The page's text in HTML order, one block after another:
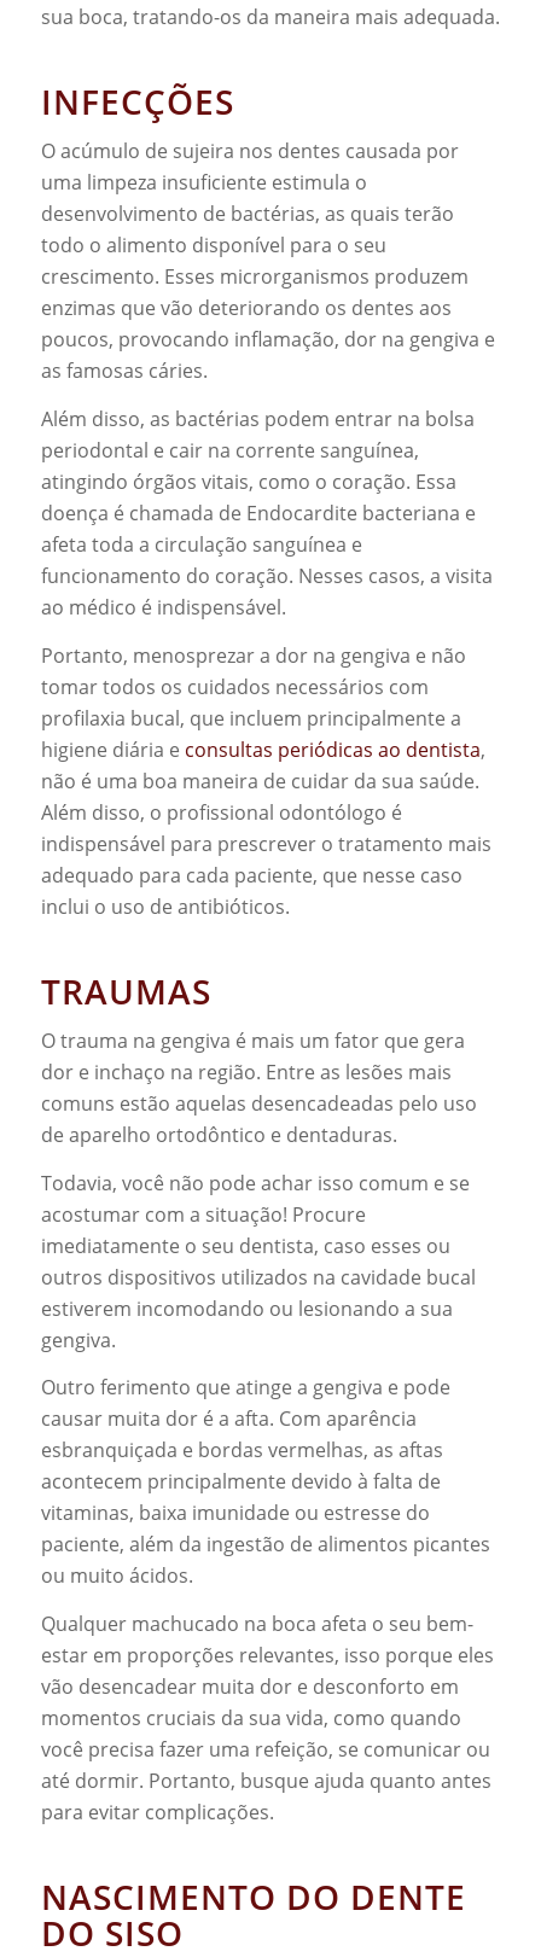
sua boca, tratando-os da maneira mais adequada.
INFECÇÕES
O acúmulo de sujeira nos dentes causada por
uma limpeza insuficiente estimula o
desenvolvimento de bactérias, as quais terão
todo o alimento disponível para o seu
crescimento. Esses microrganismos produzem
enzimas que vão deteriorando os dentes aos
poucos, provocando inflamação, dor na gengiva e
as famosas cáries.
Além disso, as bactérias podem entrar na bolsa
periodontal e cair na corrente sanguínea,
atingindo órgãos vitais, como o coração. Essa
doença é chamada de Endocardite bacteriana e
afeta toda a circulação sanguínea e
funcionamento do coração. Nesses casos, a visita
ao médico é indispensável.
Portanto, menosprezar a dor na gengiva e não
tomar todos os cuidados necessários com
profilaxia bucal, que incluem principalmente a
higiene diária e consultas periódicas ao dentista,
não é uma boa maneira de cuidar da sua saúde.
Além disso, o profissional odontólogo é
indispensável para prescrever o tratamento mais
adequado para cada paciente, que nesse caso
inclui o uso de antibióticos.
TRAUMAS
O trauma na gengiva é mais um fator que gera
dor e inchaço na região. Entre as lesões mais
comuns estão aquelas desencadeadas pelo uso
de aparelho ortodôntico e dentaduras.
Todavia, você não pode achar isso comum e se
acostumar com a situação! Procure
imediatamente o seu dentista, caso esses ou
outros dispositivos utilizados na cavidade bucal
estiverem incomodando ou lesionando a sua
gengiva.
Outro ferimento que atinge a gengiva e pode
causar muita dor é a afta. Com aparência
esbranquiçada e bordas vermelhas, as aftas
acontecem principalmente devido à falta de
vitaminas, baixa imunidade ou estresse do
paciente, além da ingestão de alimentos picantes
ou muito ácidos.
Qualquer machucado na boca afeta o seu bem-
estar em proporções relevantes, isso porque eles
vão desencadear muita dor e desconforto em
momentos cruciais da sua vida, como quando
você precisa fazer uma refeição, se comunicar ou
até dormir. Portanto, busque ajuda quanto antes
para evitar complicações.
NASCIMENTO DO DENTE
DO SISO